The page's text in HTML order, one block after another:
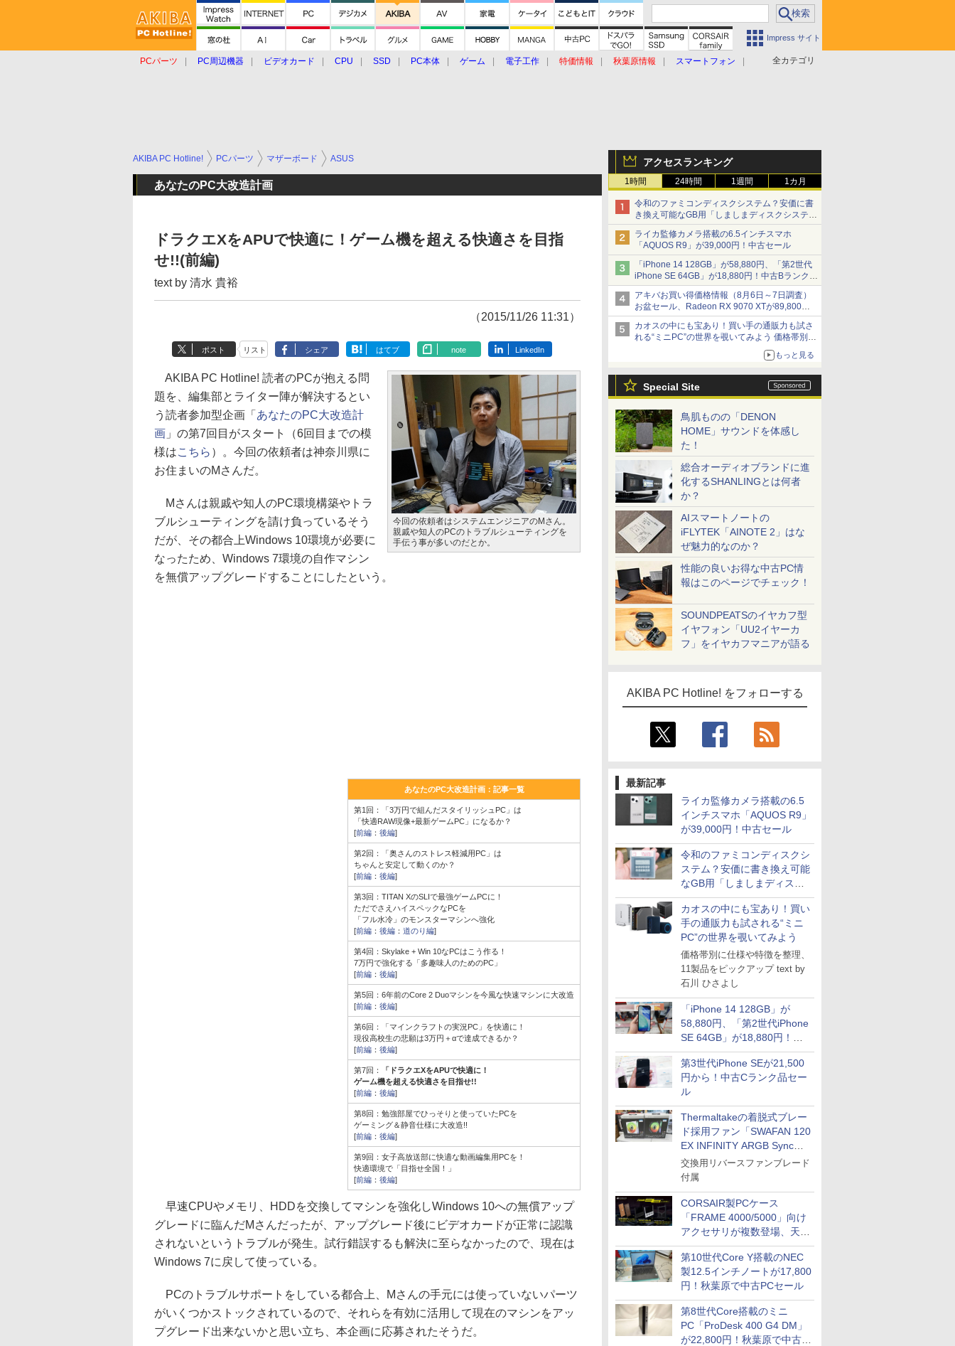
Impress サイト
全カテゴリ
PCパーツ PC周辺機器 ビデオカード CPU SSD PC本体 ゲーム 電子工作 特価情報 秋葉原情報
スマートフォン
アクセスランキング
1時間 24時間 1週間 1カ月
令和のファミコンディスクシステム？安価に書
き換え可能なGB用「しましまディスクシステ
ム」
ライカ監修カメラ搭載の6.5インチスマホ
「AQUOS R9」が39,000円！中古セール
「iPhone 14 128GB」が58,880円、「第2世代
iPhone SE 64GB」が18,880円！中古Bランク品
セール
アキバお買い得価格情報（8月6日～7日調査）
お盆セール、Radeon RX 9070 XTが89,800
円、水平周波数24.8kHz対応の17型モニターが
9,801円、暑さ指数連動セール ほか
カオスの中にも宝あり！買い手の通販力も試さ
れる“ミニPC”の世界を覗いてみよう 価格帯別に
仕様や特徴を整理、11製品をピックアップ text
もっと見る
Special Site
鳥肌ものの「DENON
HOME」サウンドを体感し
た！
総合オーディオブランドに進
化するSHANLINGとは何者
か？
AIスマートノートの
iFLYTEK「AINOTE 2」はな
ぜ魅力的なのか？
性能の良いお得な中古PC情
報はこのページでチェック！
SOUNDPEATSのイヤカフ型
イヤフォン「UU2イヤーカ
フ」をイヤカフマニアが語る
AKIBA PC Hotline! をフォローする
最新記事
ライカ監修カメラ搭載の6.5
インチスマホ「AQUOS R9」
が39,000円！中古セール
令和のファミコンディスクシ
ステム？安価に書き換え可能
なGB用「しましまディスク
システム」
カオスの中にも宝あり！買い
手の通販力も試される“ミニ
PC”の世界を覗いてみよう
価格帯別に仕様や特徴を整理、
11製品をピックアップ text by
石川 ひさよし
「iPhone 14 128GB」が
58,880円、「第2世代iPhone
SE 64GB」が18,880円！中
古Bランク品セール
第3世代iPhone SEが21,500
円から！中古Cランク品セー
ル
Thermaltakeの着脱式ブレー
ド採用ファン「SWAFAN 120
EX INFINITY ARGB Sync」
に単品パッケージ
交換用リバースファンブレード
付属
CORSAIR製PCケース
「FRAME 4000/5000」向け
アクセサリが複数登場、天然
木製パネルや背面コネクタ対
応トレイなど
第10世代Core Y搭載のNEC
製12.5インチノートが17,800
円！秋葉原で中古PCセール
第8世代Core搭載のミニ
PC「ProDesk 400 G4 DM」
が22,800円！秋葉原で中古
AKIBA PC Hotline! PCパーツ マザーボード ASUS
あなたのPC大改造計画
ドラクエXをAPUで快適に！ゲーム機を超える快適さを目指
せ!!(前編)
text by 清水 貴裕
（2015/11/26 11:31）
ポスト リスト シェア はてブ note LinkedIn
今回の依頼者はシステムエンジニアのMさん。
親戚や知人のPCのトラブルシューティングを
手伝う事が多いのだとか。
AKIBA PC Hotline! 読者のPCが抱える問
題を、編集部とライター陣が解決するとい
う読者参加型企画「 あなたのPC大改造計
画 」の第7回目がスタート（6回目までの模
様はこちら ）。今回の依頼者は神奈川県に
お住まいのMさんだ。
Mさんは親戚や知人のPC環境構築やトラ
ブルシューティングを請け負っているそう
だが、その都合上Windows 10環境が必要に
なったため、Windows 7環境の自作マシン
を無償アップグレードすることにしたという。
あなたのPC大改造計画：記事一覧
第1回：「3万円で組んだスタイリッシュPC」は
「快適RAW現像+最新ゲームPC」になるか？
[前編 ： 後編]
第2回：「奥さんのストレス軽減用PC」は
ちゃんと安定して動くのか？
[前編 ： 後編]
第3回：TITAN XのSLIで最強ゲームPCに！
ただでさえハイスペックなPCを
「フル水冷」のモンスターマシンへ強化
[前編 ： 後編 ： 道のり編]
第4回：Skylake + Win 10なPCはこう作る！
7万円で強化する「多趣味人のためのPC」
[前編 ： 後編]
第5回：6年前のCore 2 Duoマシンを今風な快速マシンに大改造
[前編 ： 後編]
第6回：「マインクラフトの実況PC」を快適に！
現役高校生の悲願は3万円＋αで達成できるか？
[前編 ： 後編]
第7回：
「ドラクエXをAPUで快適に！
ゲーム機を超える快適さを目指せ!!
[前編 ： 後編]
第8回：勉強部屋でひっそりと使っていたPCを
ゲーミング＆静音仕様に大改造!!
[前編 ： 後編]
第9回：女子高放送部に快適な動画編集用PCを！
快適環境で「目指せ全国！」
[前編 ： 後編]
早速CPUやメモリ、HDDを交換してマシンを強化しWindows 10への無償アップ
グレードに臨んだMさんだったが、アップグレード後にビデオカードが正常に認識
されないというトラブルが発生。試行錯誤するも解決に至らなかったので、現在は
Windows 7に戻して使っている。
PCのトラブルサポートをしている都合上、Mさんの手元には使っていないパーツ
がいくつかストックされているので、それらを有効に活用して現在のマシンをアッ
プグレード出来ないかと思い立ち、本企画に応募されたそうだ。